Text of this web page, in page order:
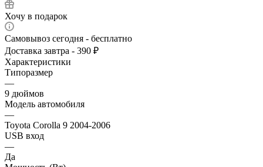
Хочу в подарок
Самовывоз сегодня - бесплатно
Доставка завтра - 390 ₽
Характеристики
Типоразмер
—
9 дюймов
Модель автомобиля
—
Toyota Corolla 9 2004-2006
USB вход
—
Да